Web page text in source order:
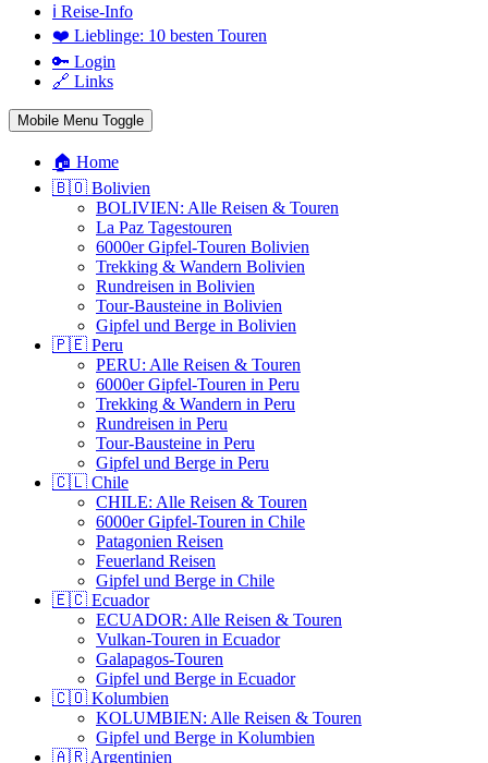
ℹ️ Reise-Info
❤️ Lieblinge: 10 besten Touren
🔑 Login
🔗 Links
Mobile Menu Toggle
🏠 Home
🇧🇴 Bolivien
BOLIVIEN: Alle Reisen & Touren
La Paz Tagestouren
6000er Gipfel-Touren Bolivien
Trekking & Wandern Bolivien
Rundreisen in Bolivien
Tour-Bausteine in Bolivien
Gipfel und Berge in Bolivien
🇵🇪 Peru
PERU: Alle Reisen & Touren
6000er Gipfel-Touren in Peru
Trekking & Wandern in Peru
Rundreisen in Peru
Tour-Bausteine in Peru
Gipfel und Berge in Peru
🇨🇱 Chile
CHILE: Alle Reisen & Touren
6000er Gipfel-Touren in Chile
Patagonien Reisen
Feuerland Reisen
Gipfel und Berge in Chile
🇪🇨 Ecuador
ECUADOR: Alle Reisen & Touren
Vulkan-Touren in Ecuador
Galapagos-Touren
Gipfel und Berge in Ecuador
🇨🇴 Kolumbien
KOLUMBIEN: Alle Reisen & Touren
Gipfel und Berge in Kolumbien
🇦🇷 Argentinien